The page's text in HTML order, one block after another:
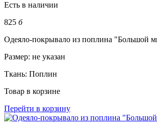
Есть в наличии
825 б
Одеяло-покрывало из поплина "Большой
Размер: не указан
Ткань: Поплин
Товар в корзине
Перейти в корзину